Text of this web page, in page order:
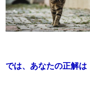
では、あなたの正解は